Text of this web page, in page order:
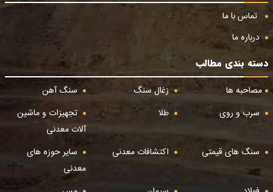
تماس با ما
درباره ما
دسته بندی مطالب
مصاحبه ها
زغال سنگ
سنگ آهن
سرب و روی
طلا
تجهیزات و ماشین
آلات معدنی
سنگ های قیمتی
اکتشافات معدنی
سایر حوزه های
معدنی